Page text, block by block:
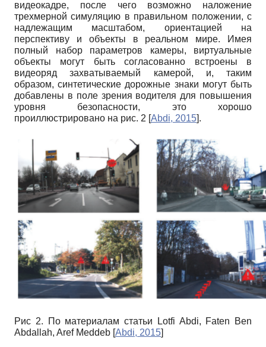
видеокадре, после чего возможно наложение
трехмерной симуляцию в правильном положении, с
надлежащим масштабом, ориентацией на
перспективу и объекты в реальном мире. Имея
полный набор параметров камеры, виртуальные
объекты могут быть согласованно встроены в
видеоряд захватываемый камерой, и, таким
образом, синтетические дорожные знаки могут быть
добавлены в поле зрения водителя для повышения
уровня безопасности, это хорошо
проиллюстрировано на рис. 2 [Abdi, 2015].
Рис 2. По материалам статьи
Lotfi Abdi, Faten Ben
Abdallah, Aref Meddeb [Abdi, 2015]